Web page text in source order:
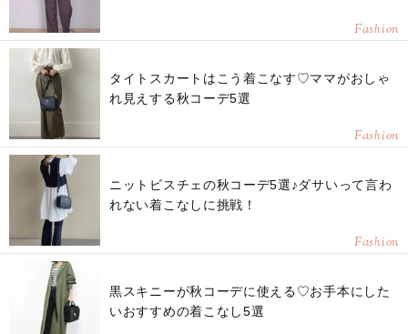
Fashion
タイトスカートはこう着こなす♡ママがおしゃ
れ見えする秋コーデ5選
Fashion
ニットビスチェの秋コーデ5選♪ダサいって言わ
れない着こなしに挑戦！
Fashion
黒スキニーが秋コーデに使える♡お手本にした
いおすすめの着こなし5選